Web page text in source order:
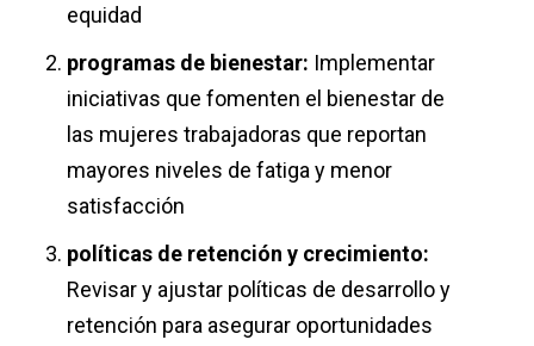
equidad
programas de bienestar: Implementar
iniciativas que fomenten el bienestar de
las mujeres trabajadoras que reportan
mayores niveles de fatiga y menor
satisfacción
políticas de retención y crecimiento:
Revisar y ajustar políticas de desarrollo y
retención para asegurar oportunidades